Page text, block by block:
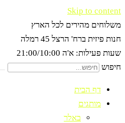
Skip to content
משלוחים מהירים לכל הארץ
חנות פיזית ברח' הרצל 45 רמלה
שעות פעילות: א'ה 21:00/10:00
חיפוש
דף הבית
מותגים
באלר